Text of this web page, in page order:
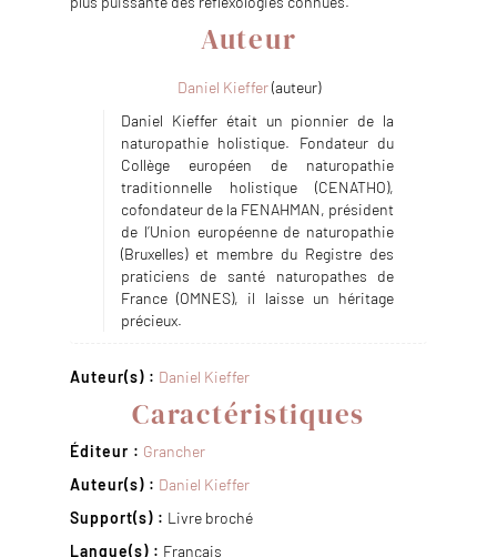
Auteur
Daniel Kieffer(auteur)
Daniel Kieffer était un pionnier de la
naturopathie holistique. Fondateur du
Collège européen de naturopathie
traditionnelle holistique (CENATHO),
cofondateur de la FENAHMAN, président
de l’Union européenne de naturopathie
(Bruxelles) et membre du Registre des
praticiens de santé naturopathes de
France (OMNES), il laisse un héritage
précieux.
Auteur(s) : Daniel Kieffer
Caractéristiques
Éditeur : Grancher
Auteur(s) : Daniel Kieffer
Support(s) : Livre broché
Langue(s) : Français